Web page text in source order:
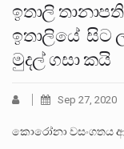
ඉතාලි
ඉතාලියේ සිට
මුදල් ගසා කයි
Sep 27, 2020
කොරෝනා වසංගතය